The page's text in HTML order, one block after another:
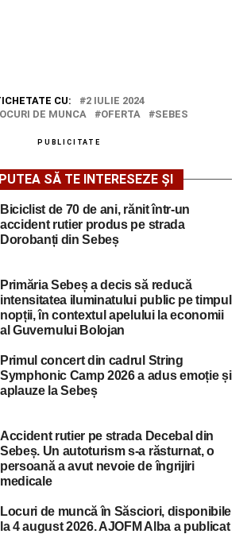
CU:
2 IULIE 2024
DE MUNCA OFERTA SEBES
PUBLICITATE
SĂ TE INTERESEZE ȘI
Biciclist de 70 de ani, rănit într-un
accident rutier produs pe strada
Dorobanți din Sebeș
Primăria Sebeș a decis să reducă
intensitatea iluminatului public pe timpul
nopții, în contextul apelului la economii
al Guvernului Bolojan
Primul concert din cadrul String
Symphonic Camp 2026 a adus emoție și
aplauze la Sebeș
Accident rutier pe strada Decebal din
Sebeș. Un autoturism s-a răsturnat, o
persoană a avut nevoie de îngrijiri
medicale
Locuri de muncă în Săsciori, disponibile
la 4 august 2026. AJOFM Alba a publicat